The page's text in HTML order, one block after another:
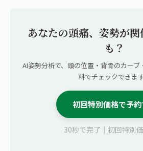
あなたの頭痛、姿勢が
も？
AI姿勢分析で、頭の位置・背骨のカー
料でチェックできます
初回特別価格で予約
30秒で完了｜初回特別